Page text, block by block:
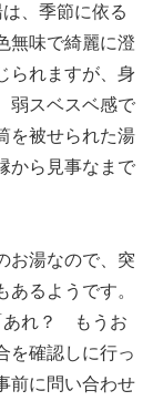
、季節に依る
無味で綺麗に澄
られますが、身
弱スベスベ感で
を被せられた湯
から見事なまで
お湯なので、突
るようです。
あれ？ もうお
を確認しに行っ
前に問い合わせ